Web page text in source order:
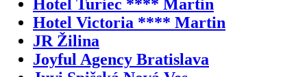
Hotel Turiec **** Martin
Hotel Victoria **** Martin
JR Žilina
Joyful Agency Bratislava